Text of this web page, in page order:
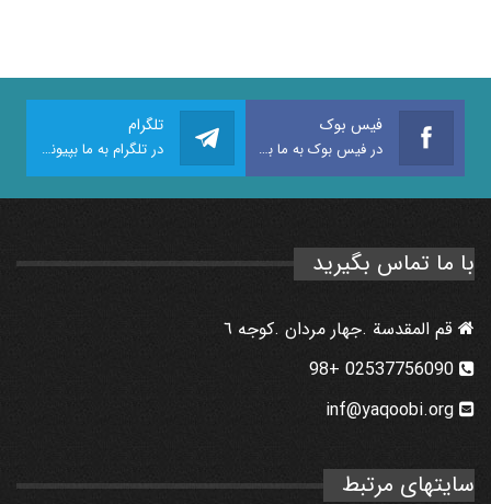
فیس بوک
در فیس بوک به ما بپیوندید
تلگرام
در تلگرام به ما بپیوندید
با ما تماس بگیرید
قم المقدسة .جهار مردان .كوجه ٦
inf@yaqoobi.org
سایتهای مرتبط